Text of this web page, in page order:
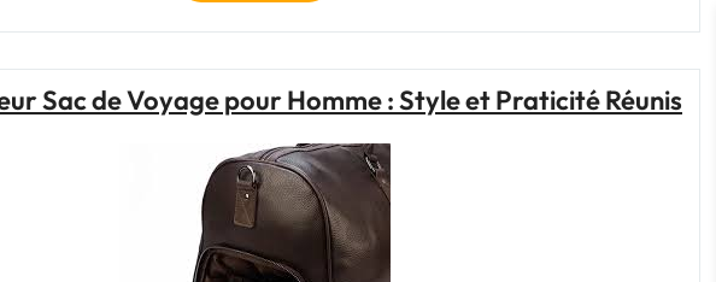
Praticité
Sac
Voyage
Homme
en
Cuir,
Votre
Sac de Voyage pour Homme : Style et Praticité Réunis